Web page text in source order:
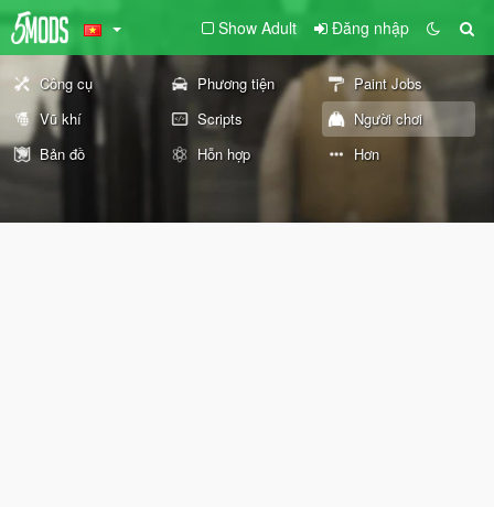
Show Adult Đăng nhập
Công cụ Phương tiện
Paint Jobs
Vũ khí
Scripts
Người chơi
Bản đồ
Hỗn hợp Hơn